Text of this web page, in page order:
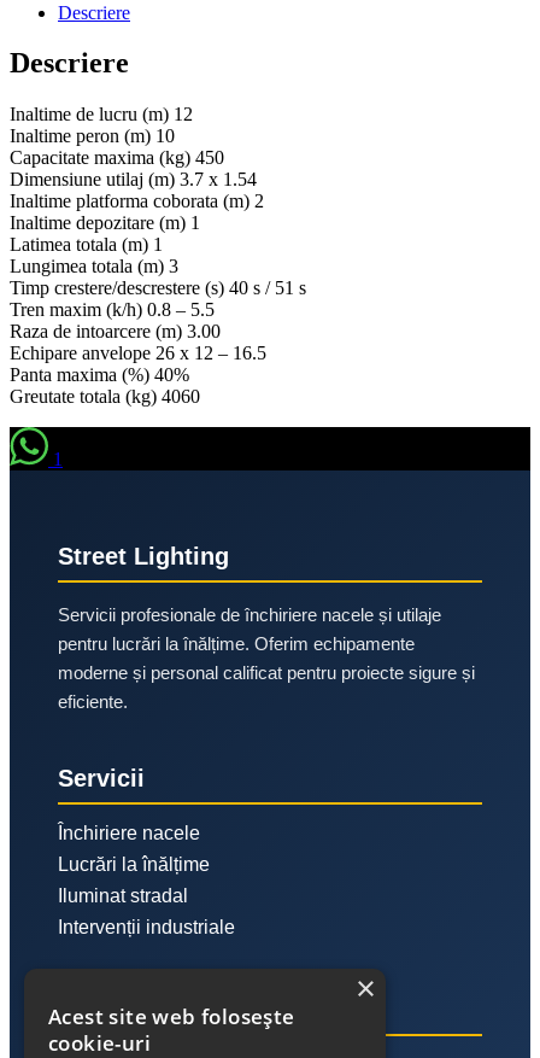
Descriere
Descriere
Inaltime de lucru (m) 12
Inaltime peron (m) 10
Capacitate maxima (kg) 450
Dimensiune utilaj (m) 3.7 x 1.54
Inaltime platforma coborata (m) 2
Inaltime depozitare (m) 1
Latimea totala (m) 1
Lungimea totala (m) 3
Timp crestere/descrestere (s) 40 s / 51 s
Tren maxim (k/h) 0.8 – 5.5
Raza de intoarcere (m) 3.00
Echipare anvelope 26 x 12 – 16.5
Panta maxima (%) 40%
Greutate totala (kg) 4060
1
Street Lighting
Servicii profesionale de închiriere nacele și utilaje
pentru lucrări la înălțime. Oferim echipamente
moderne și personal calificat pentru proiecte sigure și
eficiente.
Servicii
Închiriere nacele
Lucrări la înălțime
Iluminat stradal
Intervenții industriale
Link-uri utile
×
Acest site web folosește
cookie-uri